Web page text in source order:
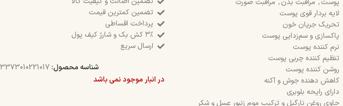
پوست, مراقبت بدن, مراقبت صورت
لایه بردار قوی پوست
تحریک جریان خون
پاکسازی و سم‌زدایی پوست
نرم کننده پوست
تنظیم کننده چربی پوست
روشن کننده پوست
کاهش دهنده جوش و آکنه
دارای رایحه بلوبری
حاوی روغن نارگیل و ترکیب موم زنبور عسل و شکر
تضمین کمترین قیمت
پرداخت اقساطی
۳٪ کش بک و شارژ کیف پول
ارسال سریع
شناسه محصول: 3373010221017
در انبار موجود نمی باشد